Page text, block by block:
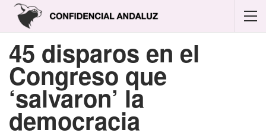
45 disparos en el
Congreso que
‘salvaron’ la
democracia